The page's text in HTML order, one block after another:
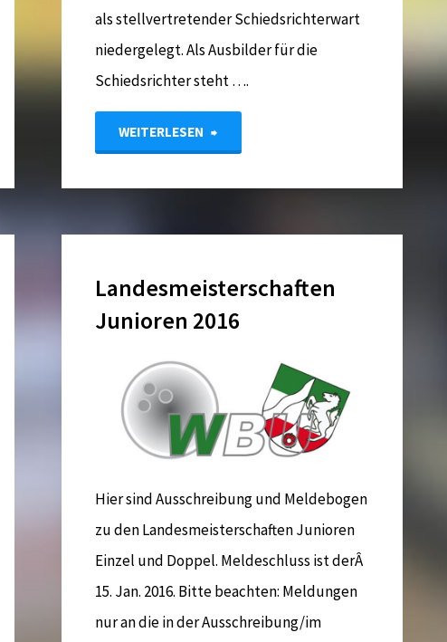
als stellvertretender Schiedsrichterwart
niedergelegt. Als Ausbilder für die
Schiedsrichter steht ….
WEITERLESEN
Landesmeisterschaften
Junioren 2016
Hier sind Ausschreibung und Meldebogen
zu den Landesmeisterschaften Junioren
Einzel und Doppel. Meldeschluss ist derÂ
15. Jan. 2016. Bitte beachten: Meldungen
nur an die in der Ausschreibung/im